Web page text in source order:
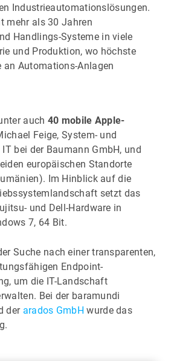
Industrieautomationslösungen.
mehr als 30 Jahren
Handlings-Systeme in viele
und Produktion, wo höchste
an Automations-Anlagen
auch 40 mobile Apple-
Feige, System- und
bei der Baumann GmbH, und
europäischen Standorte
Im Hinblick auf die
setzt das
und Dell-Hardware in
7, 64 Bit.
Suche nach einer transparenten,
Endpoint-
um die IT-Landschaft
Bei der baramundi
der arados GmbH wurde das